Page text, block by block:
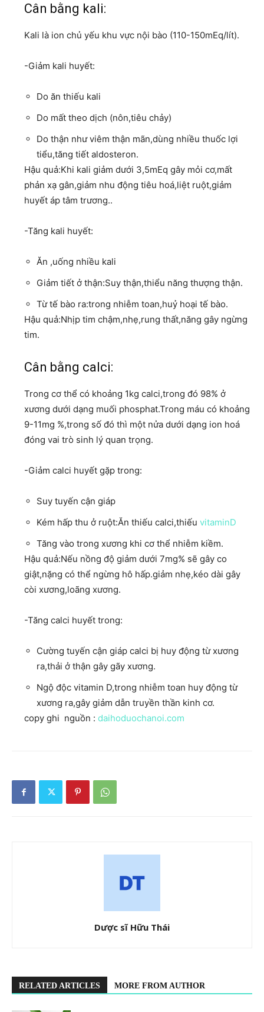
Cân bằng kali:
Kali là ion chủ yếu khu vực nội bào (110-150mEq/lít).
-Giảm kali huyết:
Do ăn thiếu kali
Do mất theo dịch (nôn,tiêu chảy)
Do thận như viêm thận mãn,dùng nhiều thuốc lợi
tiểu,tăng tiết aldosteron.
Hậu quả:Khi kali giảm dưới 3,5mEq gây mỏi cơ,mất
phản xạ gân,giảm nhu động tiêu hoá,liệt ruột,giảm
huyết áp tâm trương..
-Tăng kali huyết:
Ăn ,uống nhiều kali
Giảm tiết ở thận:Suy thận,thiểu năng thượng thận.
Từ tế bào ra:trong nhiễm toan,huỷ hoại tế bào.
Hậu quả:Nhịp tim chậm,nhẹ,rung thất,năng gây ngừng
tim.
Cân bằng calci:
Trong cơ thể có khoảng 1kg calci,trong đó 98% ở
xương dưới dạng muối phosphat.Trong máu có khoảng
9-11mg %,trong số đó thì một nửa dưới dạng ion hoá
đóng vai trò sinh lý quan trọng.
-Giảm calci huyết gặp trong:
Suy tuyến cận giáp
Kém hấp thu ở ruột:Ăn thiếu calci,thiếu vitaminD
Tăng vào trong xương khi cơ thể nhiễm kiềm.
Hậu quả:Nếu nồng độ giảm dưới 7mg% sẽ gây co
giật,nặng có thể ngừng hô hấp.giảm nhẹ,kéo dài gây
còi xương,loãng xương.
-Tăng calci huyết trong:
Cường tuyến cận giáp calci bị huy động từ xương
ra,thải ở thận gây gãy xương.
Ngộ độc vitamin D,trong nhiễm toan huy động từ
xương ra,gây giảm dẫn truyền thần kinh cơ.
copy ghi nguồn : daihoduochanoi.com
Dược sĩ Hữu Thái
RELATED ARTICLES MORE FROM AUTHOR